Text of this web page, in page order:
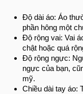
Độ dài áo: Áo
phần hông một
Độ rộng vai: Vai
chật hoặc quá
Độ rộng ngực:
ngực của bạn,
mỹ.
Chiều dài tay áo: